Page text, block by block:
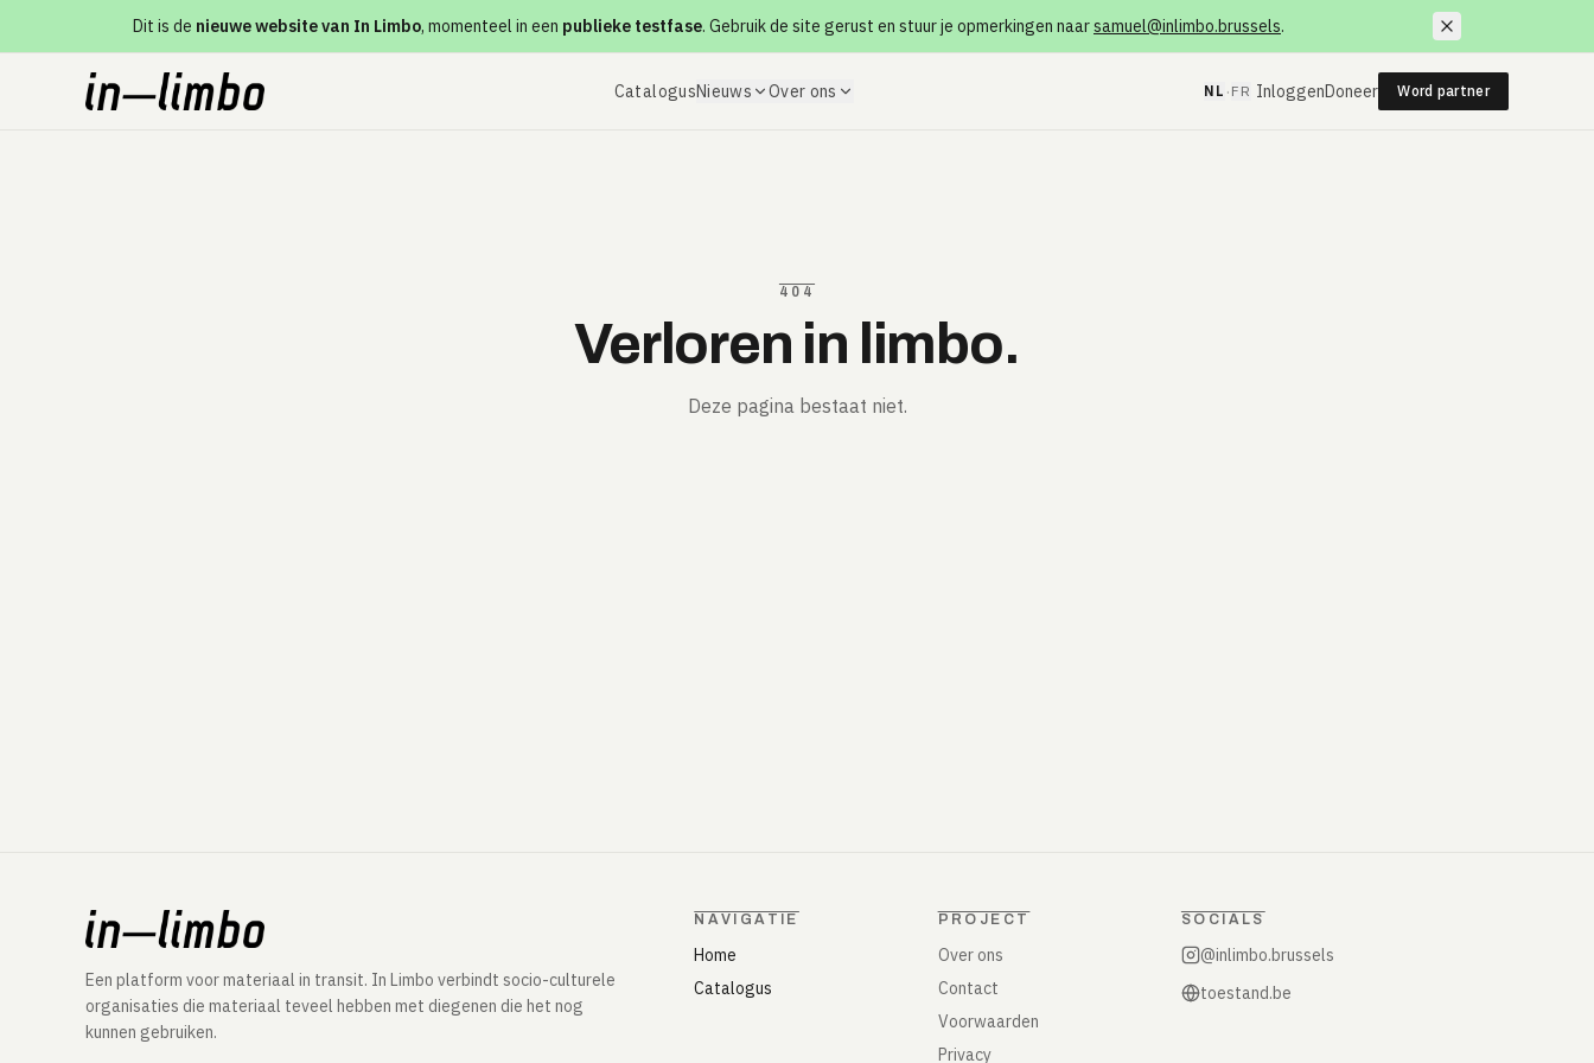
Dit is de nieuwe website van In Limbo, momenteel in een publieke testfase. Gebruik de site gerust en stuur je opmerkingen naarsamuel@inlimbo.brussels.
CatalogusNieuws Over ons NL · FR InloggenDoneer Word partner
404
Verloren in limbo.
Deze pagina bestaat niet.
Een platform voor materiaal in transit. In Limbo verbindt socio-culturele
organisaties die materiaal teveel hebben met diegenen die het nog
kunnen gebruiken.
NAVIGATIE
Home
Catalogus
PROJECT
Over ons
Contact
Voorwaarden
Privacy
SOCIALS
@inlimbo.brussels
toestand.be